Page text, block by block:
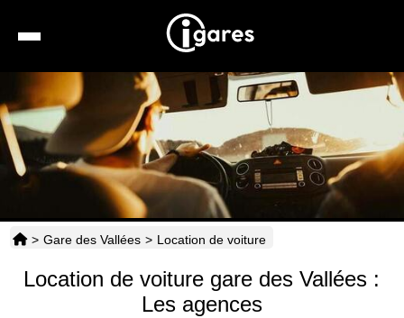
Recherche
Location de voiture
Hôtels
Taxis
Horaires
> Gare des Vallées > Location de voiture
Location de voiture gare des Vallées :
Les agences